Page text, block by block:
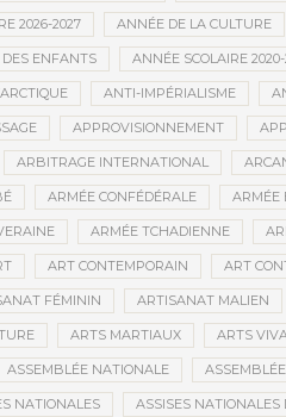
2026-2027 ANNÉE DE LA CULTURE
ENFANTS ANNÉE SCOLAIRE 2020-
ANTI-IMPÉRIALISME
APPROVISIONNEMENT
ARBITRAGE INTERNATIONAL
ARMÉE CONFÉDÉRALE ARMÉE
ARMÉE TCHADIENNE
ART CONTEMPORAIN ART
FÉMININ ARTISANAT MALIEN
ARTS MARTIAUX ARTS
ASSEMBLÉE NATIONALE
NATIONALES ASSISES NATIONALES